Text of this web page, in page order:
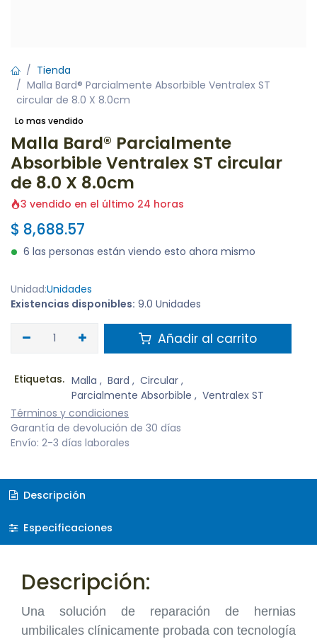
Tienda
Malla Bard® Parcialmente Absorbible Ventralex ST
circular de 8.0 X 8.0cm
Lo mas vendido
Malla Bard® Parcialmente
Absorbible Ventralex ST circular
de 8.0 X 8.0cm
3 vendido en el último 24 horas
$ 8,688.57
6 las personas están viendo esto ahora mismo
Unidad:Unidades
Existencias disponibles: 9.0 Unidades
Añadir al carrito
Etiquetas. Malla , Bard , Circular,
Parcialmente Absorbible , Ventralex ST
Términos y condiciones
Garantía de devolución de 30 días
Envío: 2-3 días laborales
Descripción
Especificaciones
Descripción:
Una solución de reparación de hernias
umbilicales clínicamente probada con tecnología